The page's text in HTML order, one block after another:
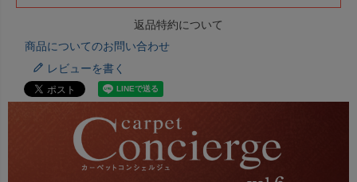
返品特約について
商品についてのお問い合わせ
レビューを書く